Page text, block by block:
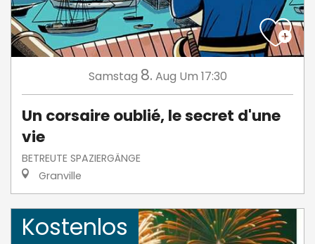
Samstag 8. Aug Um 17:30
Un corsaire oublié, le secret d'une
vie
BETREUTE SPAZIERGÄNGE
Granville
Kostenlos